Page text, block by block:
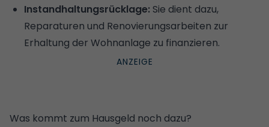
Instandhaltungsrücklage: Sie dient dazu,
Reparaturen und Renovierungsarbeiten zur
Erhaltung der Wohnanlage zu finanzieren.
Was kommt zum Hausgeld noch dazu?